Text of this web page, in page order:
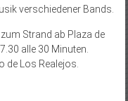
verschiedener Bands.
Strand ab Plaza de
alle 30 Minuten.
de Los Realejos.